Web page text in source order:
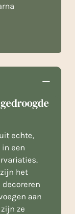
echte,
een
het
aan
ze